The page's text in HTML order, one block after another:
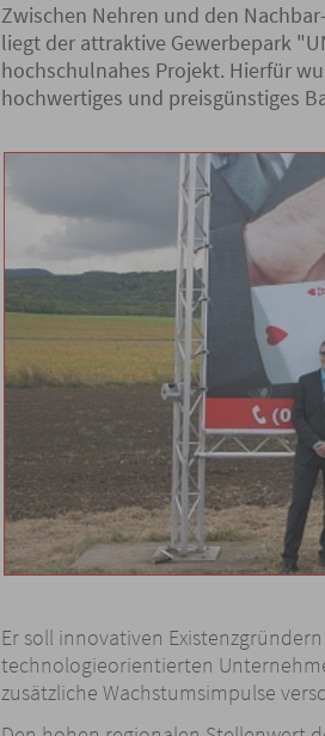
Zwischen Nehren und den
liegt der attraktive Gewerbepark
hochschulnahes Projekt. Hierfür
hochwertiges und preisgünstiges
Er soll innovativen
technologieorientierten
zusätzliche Wachstumsimpulse